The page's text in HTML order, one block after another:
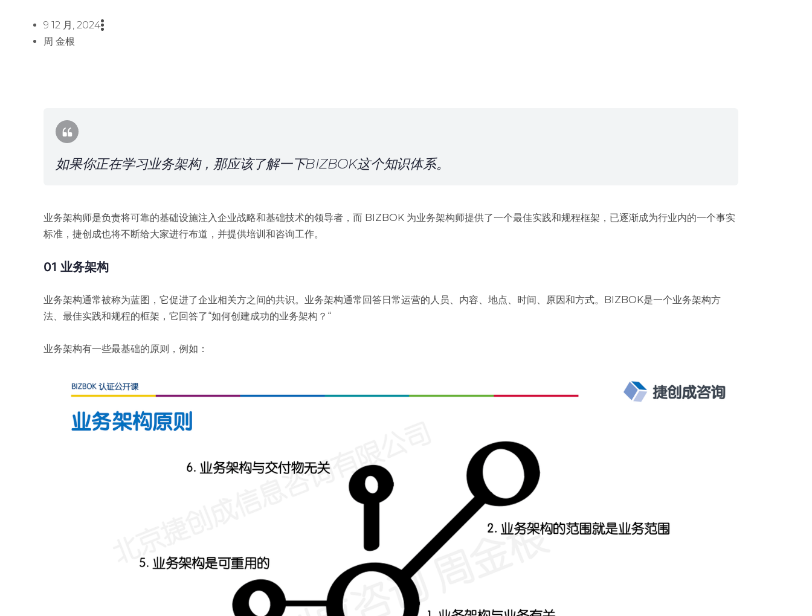
9 12 月, 2024
周 金根
如果你正在学习业务架构，那应该了解一下BIZBOK这个知识体系。
业务架构师是负责将可靠的基础设施注入企业战略和基础技术的领导者，而 BIZBOK 为业务架构师提供了一个最佳实践和规程框架，已逐渐成为行业内的一个事实
标准，捷创成也将不断给大家进行布道，并提供培训和咨询工作。​
01 业务架构
业务架构通常被称为蓝图，它促进了企业相关方之间的共识。业务架构通常回答日常运营的人员、内容、地点、时间、原因和方式。BIZBOK是一个业务架构方
法、最佳实践和规程的框架，它回答了“如何创建成功的业务架构？“
业务架构有一些最基础的原则，例如：